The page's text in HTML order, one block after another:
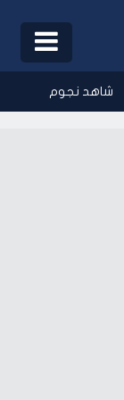
Toggle
شاهد نجوم